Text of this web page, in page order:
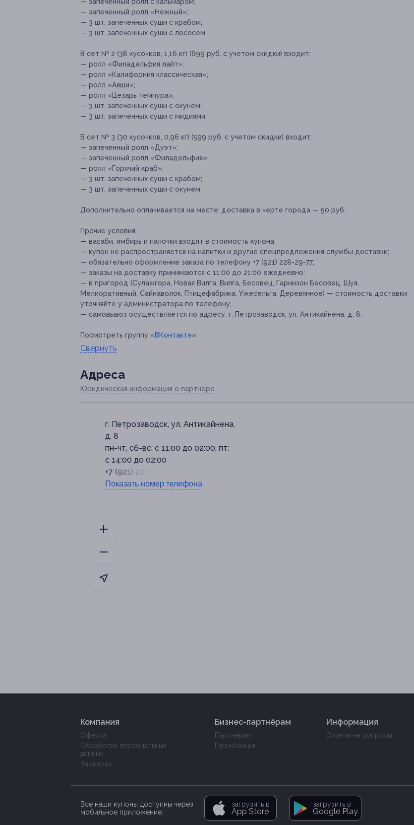
— запеченный ролл «Нежный»;
— 3 шт. запеченных суши с крабом;
— 3 шт. запеченных суши с лососем.
В сет № 2 (38 кусочков, 1,16 кг) (699 руб. с учетом скидки) входит:
— ролл «Филадельфия лайт»;
— ролл «Калифорния классическая»;
— ролл «Аяши»;
— ролл «Цезарь темпура»;
— 3 шт. запеченных суши с окунем;
— 3 шт. запеченных суши с мидиями.
В сет № 3 (30 кусочков, 0,96 кг) (599 руб. с учетом скидки) входит:
— запеченный ролл «Дуэт»;
— запеченный ролл «Филадельфия»;
— ролл «Горячий краб»;
— 3 шт. запеченных суши с крабом;
— 3 шт. запеченных суши с окунем.
Дополнительно оплачивается на месте: доставка в черте города — 50 руб.
Прочие условия:
— васаби, имбирь и палочки входят в стоимость купона;
— купон не распространяется на напитки и другие спецпредложения службы доставки;
— обязательно оформление заказа по телефону +7 (921) 228-29-77;
— заказы на доставку принимаются с 11:00 до 21:00 ежедневно;
— в пригород (Сулажгора, Новая Вилга, Вилга, Бесовец, Гарнизон Бесовец, Шуя,
Мелиоративный, Сайнаволок, Птицефабрика, Ужесельга, Деревянное) — стоимость доставки
уточняйте у администратора по телефону;
— самовывоз осуществляется по адресу: г. Петрозаводск, ул. Антикайнена, д. 8.
Посмотреть группу «ВКонтакте».
Свернуть
Адресa
Юридическая информация о партнёре
г. Петрозаводск, ул. Антикайнена,
д. 8
пн-чт, сб-вс: с 11:00 до 02:00, пт:
с 14:00 до 02:00
+7 (921) 228-29-77
Показать номер телефона
Компания
Оферта
Обработка персональных
данных
Вакансии
Бизнес-партнёрам
Партнёрам
Промоакции
Информация
Ответы на вопросы
Все наши купоны доступны через
мобильное приложение:
загрузить в
App Store
загрузить в
Google Play